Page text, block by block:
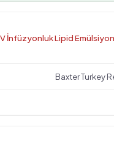
İnfüzyonluk Lipid
Baxter Turkey